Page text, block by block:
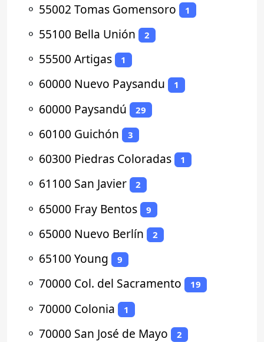
⚬ 55002 Tomas Gomensoro 1
⚬ 55100 Bella Unión 2
⚬ 55500 Artigas 1
⚬ 60000 Nuevo Paysandu 1
⚬ 60000 Paysandú 29
⚬ 60100 Guichón 3
⚬ 60300 Piedras Coloradas 1
⚬ 61100 San Javier 2
⚬ 65000 Fray Bentos 9
⚬ 65000 Nuevo Berlín 2
⚬ 65100 Young 9
⚬ 70000 Col. del Sacramento 19
⚬ 70000 Colonia 1
⚬ 70000 San José de Mayo 2